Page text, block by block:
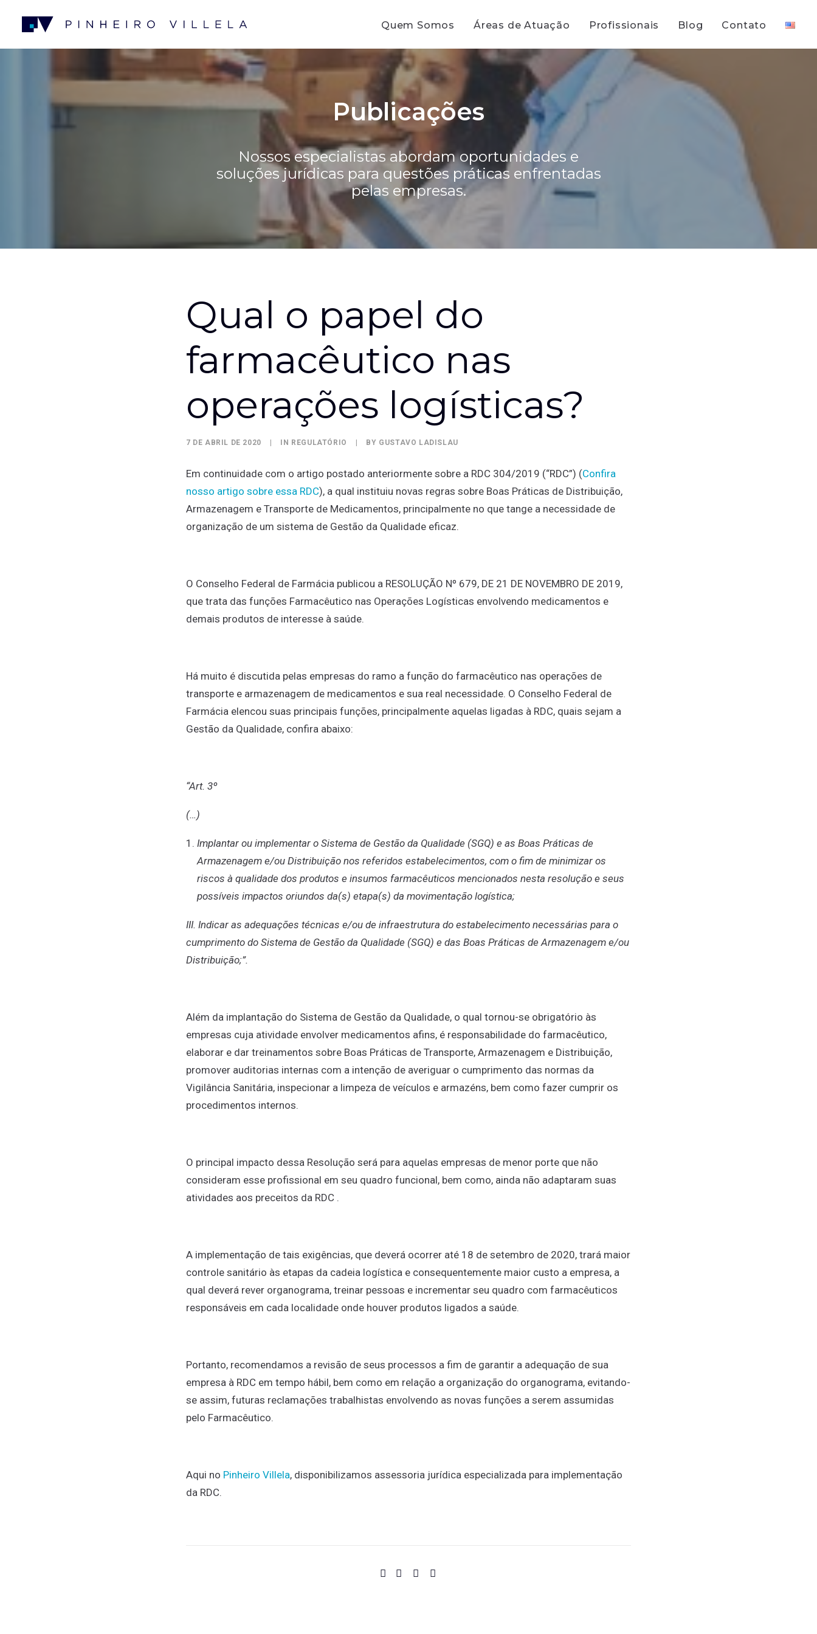
Quem Somos Áreas de Atuação Profissionais Blog Contato
Publicações
Nossos especialistas abordam oportunidades e
soluções jurídicas para questões práticas enfrentadas
pelas empresas.
Qual o papel do
farmacêutico nas
operações logísticas?
7 DE ABRIL DE 2020 IN REGULATÓRIO BY GUSTAVO LADISLAU
Em continuidade com o artigo postado anteriormente sobre a RDC 304/2019 (“RDC”) (Confira
nosso artigo sobre essa RDC), a qual instituiu novas regras sobre Boas Práticas de Distribuição,
Armazenagem e Transporte de Medicamentos, principalmente no que tange a necessidade de
organização de um sistema de Gestão da Qualidade eficaz.
O Conselho Federal de Farmácia publicou a RESOLUÇÃO Nº 679, DE 21 DE NOVEMBRO DE 2019,
que trata das funções Farmacêutico nas Operações Logísticas envolvendo medicamentos e
demais produtos de interesse à saúde.
Há muito é discutida pelas empresas do ramo a função do farmacêutico nas operações de
transporte e armazenagem de medicamentos e sua real necessidade. O Conselho Federal de
Farmácia elencou suas principais funções, principalmente aquelas ligadas à RDC, quais sejam a
Gestão da Qualidade, confira abaixo:
“Art. 3º
(…)
Implantar ou implementar o Sistema de Gestão da Qualidade (SGQ) e as Boas Práticas de
Armazenagem e/ou Distribuição nos referidos estabelecimentos, com o fim de minimizar os
riscos à qualidade dos produtos e insumos farmacêuticos mencionados nesta resolução e seus
possíveis impactos oriundos da(s) etapa(s) da movimentação logística;
III. Indicar as adequações técnicas e/ou de infraestrutura do estabelecimento necessárias para o
cumprimento do Sistema de Gestão da Qualidade (SGQ) e das Boas Práticas de Armazenagem e/ou
Distribuição;”.
Além da implantação do Sistema de Gestão da Qualidade, o qual tornou-se obrigatório às
empresas cuja atividade envolver medicamentos afins, é responsabilidade do farmacêutico,
elaborar e dar treinamentos sobre Boas Práticas de Transporte, Armazenagem e Distribuição,
promover auditorias internas com a intenção de averiguar o cumprimento das normas da
Vigilância Sanitária, inspecionar a limpeza de veículos e armazéns, bem como fazer cumprir os
procedimentos internos.
O principal impacto dessa Resolução será para aquelas empresas de menor porte que não
consideram esse profissional em seu quadro funcional, bem como, ainda não adaptaram suas
atividades aos preceitos da RDC .
A implementação de tais exigências, que deverá ocorrer até 18 de setembro de 2020, trará maior
controle sanitário às etapas da cadeia logística e consequentemente maior custo a empresa, a
qual deverá rever organograma, treinar pessoas e incrementar seu quadro com farmacêuticos
responsáveis em cada localidade onde houver produtos ligados a saúde.
Portanto, recomendamos a revisão de seus processos a fim de garantir a adequação de sua
empresa à RDC em tempo hábil, bem como em relação a organização do organograma, evitando-
se assim, futuras reclamações trabalhistas envolvendo as novas funções a serem assumidas
pelo Farmacêutico.
Aqui no Pinheiro Villela, disponibilizamos assessoria jurídica especializada para implementação
da RDC.